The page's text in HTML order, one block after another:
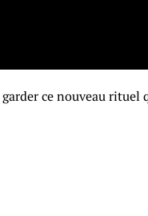
ce nouveau rituel